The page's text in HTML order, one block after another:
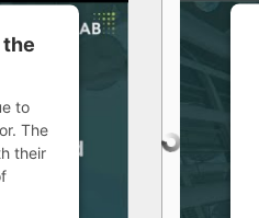
to
The
their